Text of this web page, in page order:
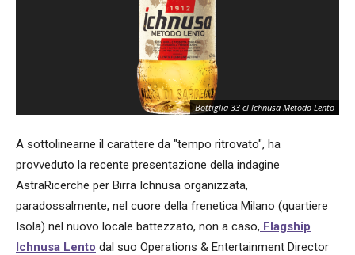
Bottiglia 33 cl Ichnusa Metodo Lento
A sottolinearne il carattere da "tempo ritrovato", ha
provveduto la recente presentazione della indagine
AstraRicerche per Birra Ichnusa organizzata,
paradossalmente, nel cuore della frenetica Milano (quartiere
Isola) nel nuovo locale battezzato, non a caso, Flagship
Ichnusa Lento dal suo Operations & Entertainment Director